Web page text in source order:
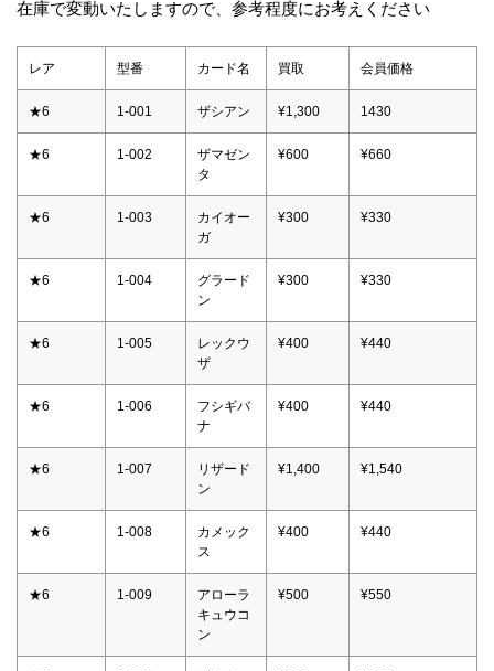
在庫で変動いたしますので、参考程度にお考えください
レア 型番 カード名 買取 会員価格
★6 1-001 ザシアン ¥1,300 1430
★6 1-002
ザマゼン
タ
¥600 ¥660
★6 1-003
カイオー
ガ
¥300 ¥330
★6 1-004
グラード
ン
¥300 ¥330
★6 1-005
レックウ
ザ
¥400 ¥440
★6 1-006
フシギバ
ナ
¥400 ¥440
★6 1-007
リザード
ン
¥1,400 ¥1,540
★6 1-008
カメック
ス
¥400 ¥440
★6 1-009
アローラ
キュウコ
ン
¥500 ¥550